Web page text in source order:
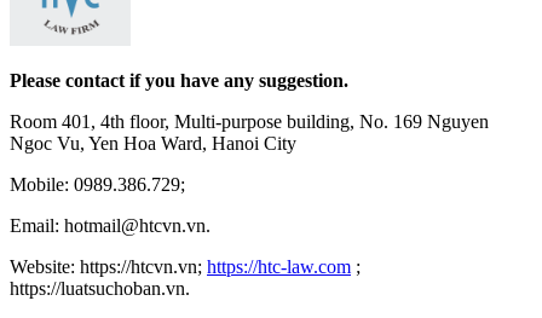
Please contact if you have any suggestion.
Room 401, 4th floor, Multi-purpose building, No. 169 Nguyen
Ngoc Vu, Yen Hoa Ward, Hanoi City
Mobile: 0989.386.729;
Email: hotmail@htcvn.vn.
Website: https://htcvn.vn; https://htc-law.com ;
https://luatsuchoban.vn.